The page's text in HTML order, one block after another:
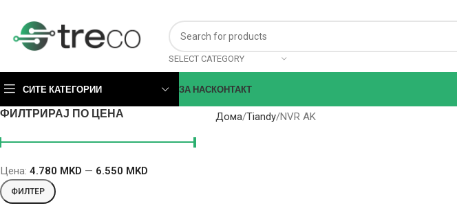
SELECT CATEGORY
СИТЕ КАТЕГОРИИ ЗА НАСКОНТАКТ
ФИЛТРИРАЈ ПО ЦЕНА
ФИЛТЕР
Цена: 4.780 MKD — 6.550 MKD
Дома Tiandy NVR AK